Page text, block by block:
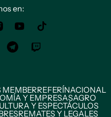
en:
MEMBERREFERÍNACIONAL
Y EMPRESASAGRO
Y ESPECTÁCULOS
REMATES Y LEGALES